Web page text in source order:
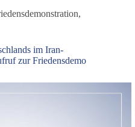
,
im Iran-
zur Friedensdemo